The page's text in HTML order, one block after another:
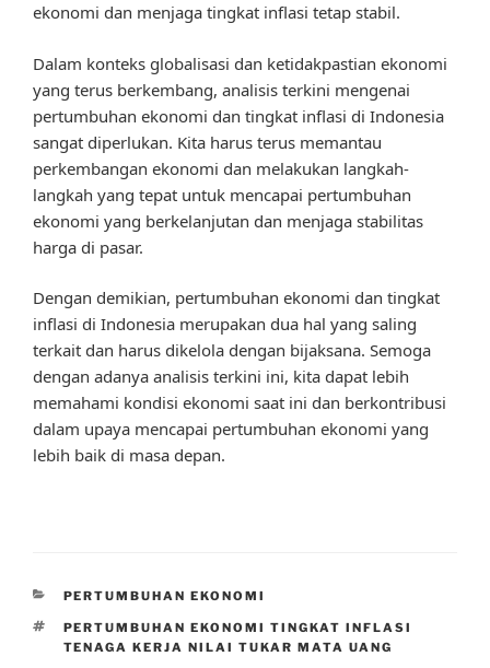
ekonomi dan menjaga tingkat inflasi tetap stabil.
Dalam konteks globalisasi dan ketidakpastian ekonomi
yang terus berkembang, analisis terkini mengenai
pertumbuhan ekonomi dan tingkat inflasi di Indonesia
sangat diperlukan. Kita harus terus memantau
perkembangan ekonomi dan melakukan langkah-
langkah yang tepat untuk mencapai pertumbuhan
ekonomi yang berkelanjutan dan menjaga stabilitas
harga di pasar.
Dengan demikian, pertumbuhan ekonomi dan tingkat
inflasi di Indonesia merupakan dua hal yang saling
terkait dan harus dikelola dengan bijaksana. Semoga
dengan adanya analisis terkini ini, kita dapat lebih
memahami kondisi ekonomi saat ini dan berkontribusi
dalam upaya mencapai pertumbuhan ekonomi yang
lebih baik di masa depan.
CATEGORIES
PERTUMBUHAN EKONOMI
TAGS
PERTUMBUHAN EKONOMI TINGKAT INFLASI
TENAGA KERJA NILAI TUKAR MATA UANG